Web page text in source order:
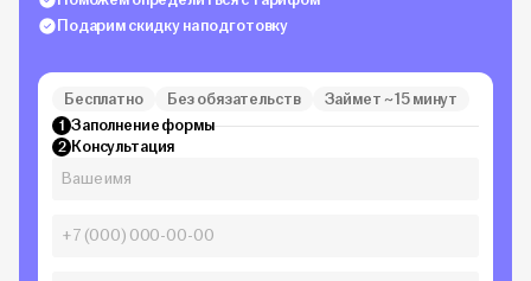
Подарим скидку на подготовку
Бесплатно Без обязательств Займет ~ 15 минут
1 Заполнение формы
2 Консультация